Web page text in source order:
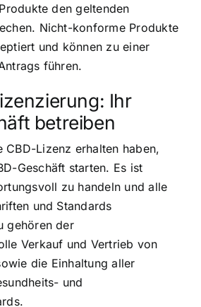
den geltenden
Nicht-konforme Produkte
und können zu einer
führen.
Ihr
betreiben
CBD-Lizenz erhalten haben,
Geschäft starten. Es ist
zu handeln und alle
und Standards
gehören der
Verkauf und Vertrieb von
die Einhaltung aller
und